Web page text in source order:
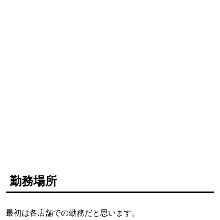
勤務場所
最初は各店舗での勤務だと思います。